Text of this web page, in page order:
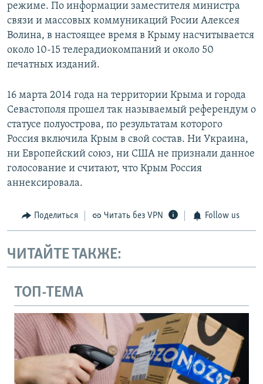
режиме. По информации заместителя министра
связи и массовых коммуникаций Росии Алексея
Волина, в настоящее время в Крыму насчитывается
около 10-15 телерадиокомпаний и около 50
печатных изданий.
16 марта 2014 года на территории Крыма и города
Севастополя прошел так называемый референдум о
статусе полуострова, по результатам которого
Россия включила Крым в свой состав. Ни Украина,
ни Европейский союз, ни США не признали данное
голосование и считают, что Крым Россия
аннексировала.
Поделиться Читать без VPN Follow us
ЧИТАЙТЕ ТАКЖЕ:
ТОП-ТЕМА